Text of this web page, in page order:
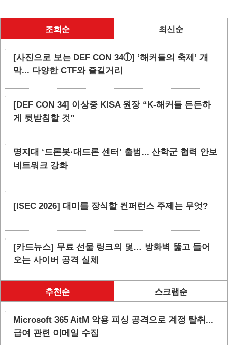
조회순 최신순
[사진으로 보는 DEF CON 34ⓛ] ‘해커들의 축제’ 개
막... 다양한 CTF와 즐길거리
[DEF CON 34] 이상중 KISA 원장 “K-해커들 든든하
게 뒷받침할 것”
명지대 ‘드론봇·대드론 센터’ 출범... 산학군 협력 안보
네트워크 강화
[ISEC 2026] 대미를 장식할 컨퍼런스 주제는 무엇?
[카드뉴스] 무료 선물 링크의 덫… 방화벽 뚫고 들어
오는 사이버 공격 실체
추천순 스크랩순
Microsoft 365 AitM 악용 피싱 공격으로 계정 탈취...
급여 관련 이메일 수집